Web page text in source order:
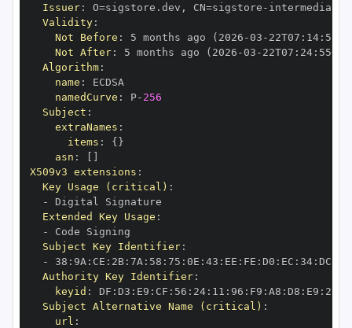
Issuer: O=sigstore.dev , CN=sigstore -
Validity:
Not Before : 5 months ago (2026 -03 - 22T07 : 14:
Not After: 5 months ago (2026 -03 - 22T07 : 24: 55+00
Algorithm:
name :
namedCurve : P- 256
Subject :
extraNames :
items : { }
asn :
X509v3 extensions :
Key Usage (critical) :
-
Extended Key Usage :
-
Subject Key Identifier:
-
38 : 9A : CE : 2B: 7A : 58 : 75 : 0E : 43 : EE : FE : D0 : EC : 34: DC
Authority Key Identifier:
keyid : DF : D3 : E9 : CF : 56 : 24: 11 : 96 : F9 : A8 : D8 : E9 : 28
Subject Alternative Name (critical) :
url :